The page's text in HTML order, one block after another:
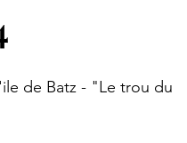
de Batz - "Le trou du